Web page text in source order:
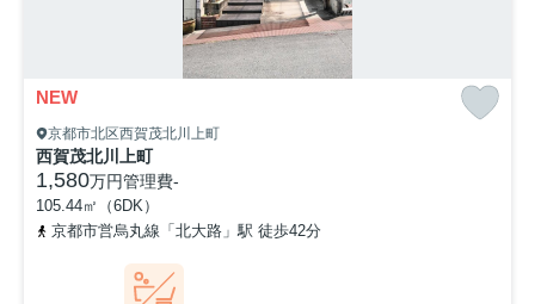
NEW
京都市北区西賀茂北川上町
西賀茂北川上町
1,580万円管理費-
105.44㎡（6DK）
京都市営烏丸線「北大路」駅 徒歩42分